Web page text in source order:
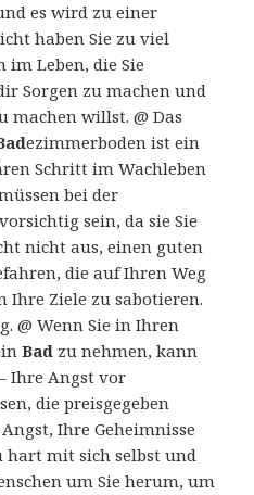
es wird zu einer
haben Sie zu viel
im Leben, die Sie
Sorgen zu machen und
machen willst. @ Das
ezimmerboden ist ein
Schritt im Wachleben
bei der
sein, da sie Sie
nicht aus, einen guten
die auf Ihren Weg
Ziele zu sabotieren.
@ Wenn Sie in Ihren
Bad zu nehmen, kann
Ihre Angst vor
die preisgegeben
Ihre Geheimnisse
hart mit sich selbst und
um Sie herum, um